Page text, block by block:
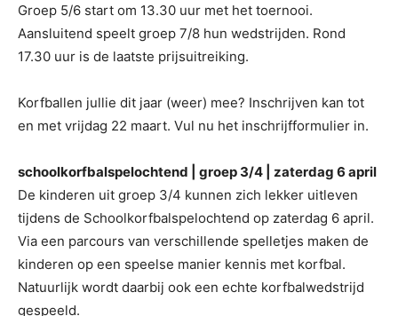
Groep 5/6 start om 13.30 uur met het toernooi.
Aansluitend speelt groep 7/8 hun wedstrijden. Rond
17.30 uur is de laatste prijsuitreiking.
Korfballen jullie dit jaar (weer) mee? Inschrijven kan tot
en met vrijdag 22 maart. Vul nu het inschrijfformulier in.
schoolkorfbalspelochtend | groep 3/4 | zaterdag 6 april
De kinderen uit groep 3/4 kunnen zich lekker uitleven
tijdens de Schoolkorfbalspelochtend op zaterdag 6 april.
Via een parcours van verschillende spelletjes maken de
kinderen op een speelse manier kennis met korfbal.
Natuurlijk wordt daarbij ook een echte korfbalwedstrijd
gespeeld.